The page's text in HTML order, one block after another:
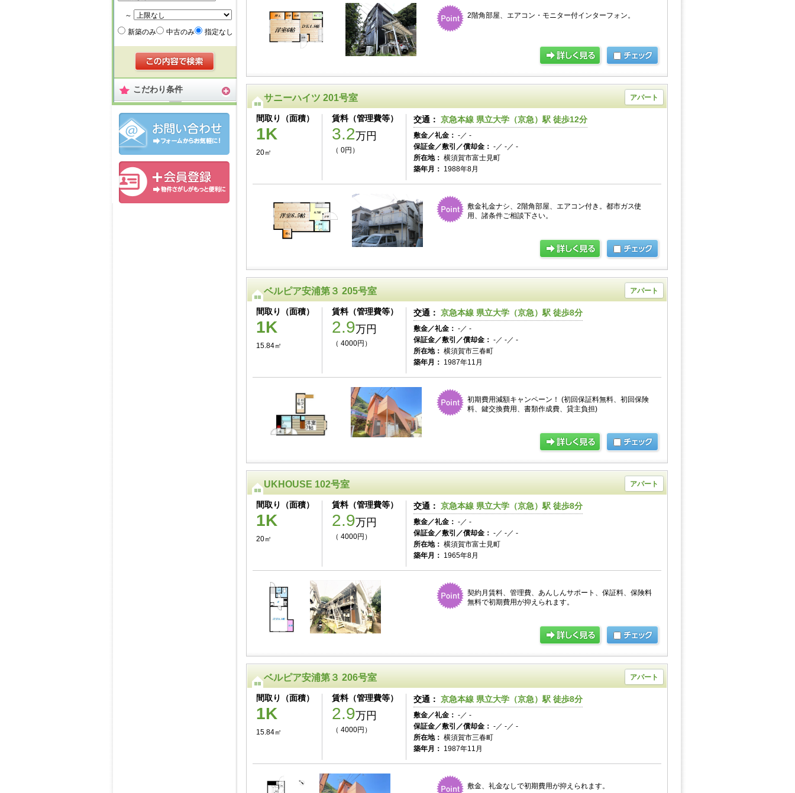
～
新築のみ
中古のみ 指定なし
こだわり条件
2階角部屋、エアコン・モニター付インターフォン。
サニーハイツ 201号室 アパート
間取り（面積）
1K
20㎡
賃料（管理費等）
3.2万円
（ 0円）
交通： 京急本線 県立大学（京急）駅 徒歩12分
敷金／礼金： -／ -
保証金／敷引／償却金： -／ -／ -
所在地： 横須賀市富士見町
築年月： 1988年8月
敷金礼金ナシ、2階角部屋、エアコン付き。都市ガス使
用、諸条件ご相談下さい。
ベルピア安浦第３ 205号室 アパート
間取り（面積）
1K
15.84㎡
賃料（管理費等）
2.9万円
（ 4000円）
交通： 京急本線 県立大学（京急）駅 徒歩8分
敷金／礼金： -／ -
保証金／敷引／償却金： -／ -／ -
所在地： 横須賀市三春町
築年月： 1987年11月
初期費用減額キャンペーン！ (初回保証料無料、初回保険
料、鍵交換費用、書類作成費、貸主負担)
UKHOUSE 102号室 アパート
間取り（面積）
1K
20㎡
賃料（管理費等）
2.9万円
（ 4000円）
交通： 京急本線 県立大学（京急）駅 徒歩8分
敷金／礼金： -／ -
保証金／敷引／償却金： -／ -／ -
所在地： 横須賀市富士見町
築年月： 1965年8月
契約月賃料、管理費、あんしんサポート、保証料、保険料
無料で初期費用が抑えられます。
ベルピア安浦第３ 206号室 アパート
間取り（面積）
1K
15.84㎡
賃料（管理費等）
2.9万円
（ 4000円）
交通： 京急本線 県立大学（京急）駅 徒歩8分
敷金／礼金： -／ -
保証金／敷引／償却金： -／ -／ -
所在地： 横須賀市三春町
築年月： 1987年11月
敷金、礼金なしで初期費用が抑えられます。